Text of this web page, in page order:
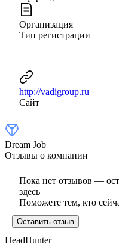
Организация
Тип регистрации
http://vadigroup.ru
Сайт
Dream Job
Отзывы о компании
Пока нет отзывов —
здесь
Поможете тем, кто
Оставить отзыв
HeadHunter